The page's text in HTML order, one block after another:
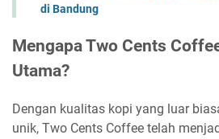
di Bandung
Mengapa Two Cents
Utama?
Dengan kualitas kopi yang luar
unik, Two Cents Coffee telah